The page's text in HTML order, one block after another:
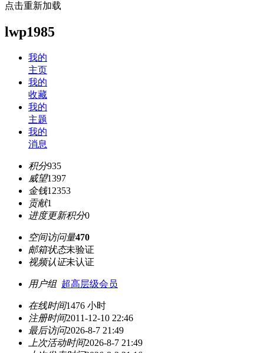
点击重新加载
lwp1985
我的
主页
我的
收藏
我的
主题
我的
消息
积分935
威望1397
金钱12353
贡献1
进度更新积分0
空间访问量470
邮箱状态未验证
视频认证未认证
用户组 超高层级会员
在线时间1476 小时
注册时间2011-12-10 22:46
最后访问2026-8-7 21:49
上次活动时间2026-8-7 21:49